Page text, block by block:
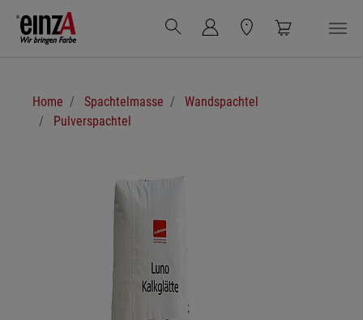
Zum Hauptinhalt springen
Home Spachtelmasse
Wandspachtel
Pulverspachtel